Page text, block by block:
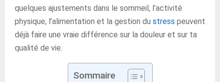
quelques ajustements dans le sommeil, l’activité
physique, l’alimentation et la gestion du stress peuvent
déjà faire une vraie différence sur la douleur et sur ta
qualité de vie.
Sommaire